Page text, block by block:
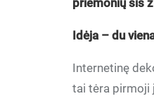
priemonių šis
Idėja – du
Internetinę
tai tėra pirmoji